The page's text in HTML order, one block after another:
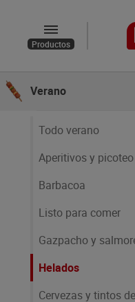
Productos
Novedades y
Verano
Todo verano
Aperitivos y picoteo
Barbacoa
Listo para comer
Gazpacho y
Helados
Cervezas y tintos